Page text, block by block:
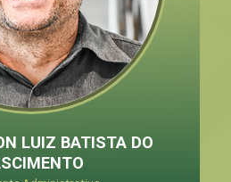
LUIZ BATISTA DO